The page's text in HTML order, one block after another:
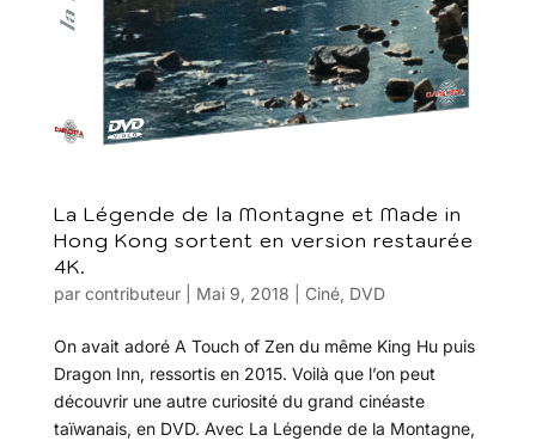
La Légende de la Montagne et Made in
Hong Kong sortent en version restaurée
4K.
par contributeur| Mai 9, 2018 Ciné, DVD
On avait adoré A Touch of Zen du même King Hu puis
Dragon Inn, ressortis en 2015. Voilà que l’on peut
découvrir une autre curiosité du grand cinéaste
taïwanais, en DVD. Avec La Légende de la Montagne,